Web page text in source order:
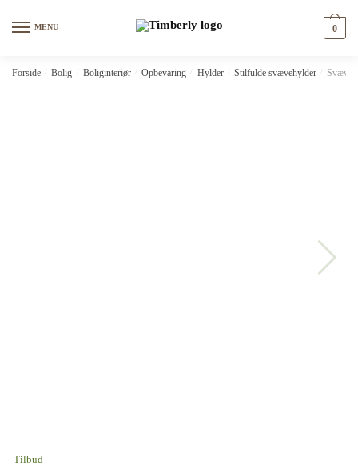
MENU 0
Forside Bolig Boliginteriør Opbevaring Hylder Stilfulde svævehylder
Tilbud